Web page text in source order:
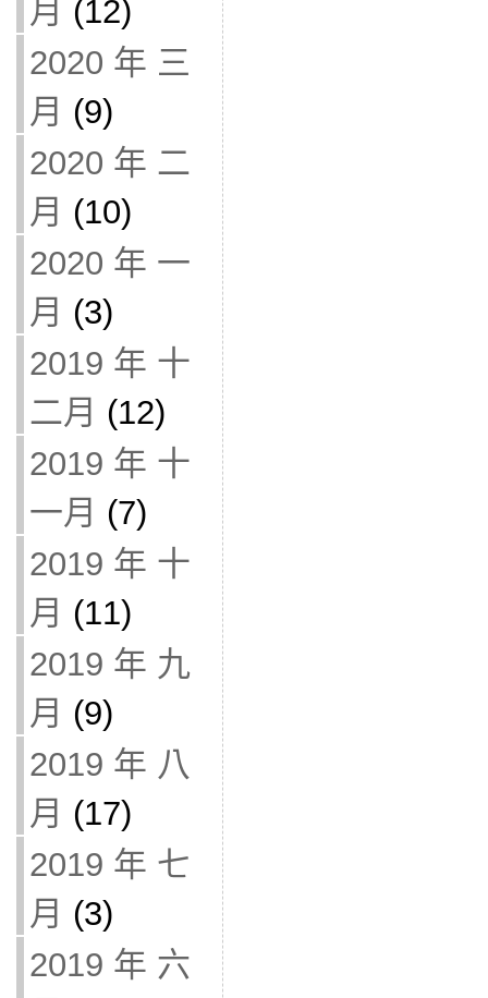
月 (12)
2020 年 三
月 (9)
2020 年 二
月 (10)
2020 年 一
月 (3)
2019 年 十
二月 (12)
2019 年 十
一月 (7)
2019 年 十
月 (11)
2019 年 九
月 (9)
2019 年 八
月 (17)
2019 年 七
月 (3)
2019 年 六